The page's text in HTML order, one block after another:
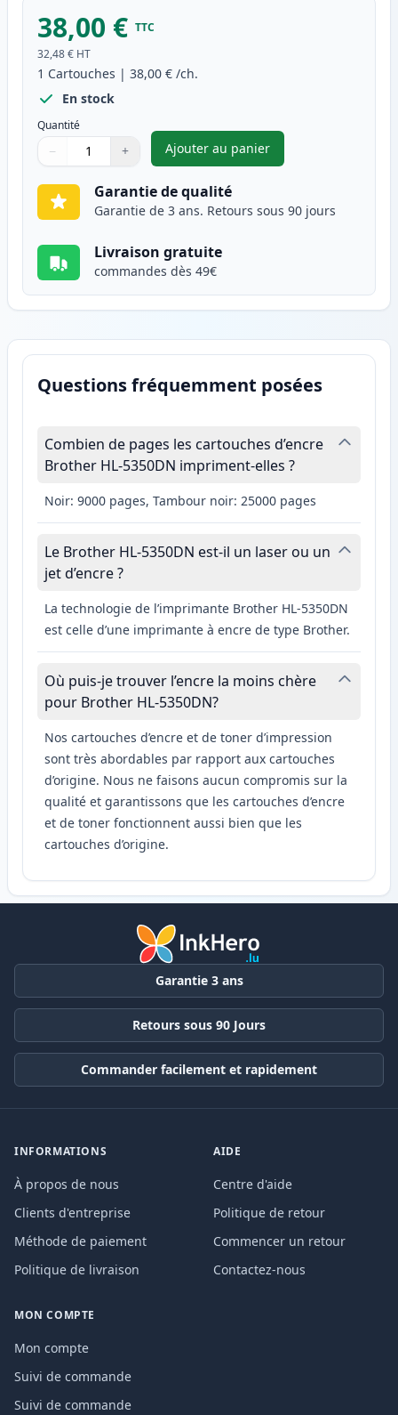
38,00 € TTC
32,48 € HT
1 Cartouches | 38,00 € /ch.
En stock
Quantité
Quantité
Utilisez les boutons pour ajuster
− +
Quantité
Ajouter au panier
,Brother DR3200 tambour
Garantie de qualité
Garantie de 3 ans. Retours sous 90 jours
Livraison gratuite
commandes dès 49€
Questions fréquemment posées
Combien de pages les cartouches d’encre
Brother HL-5350DN impriment-elles ?
Noir: 9000 pages, Tambour noir: 25000 pages
Le Brother HL-5350DN est-il un laser ou un
jet d’encre ?
La technologie de l’imprimante Brother HL-5350DN
est celle d’une imprimante à encre de type Brother.
Où puis-je trouver l’encre la moins chère
pour Brother HL-5350DN?
Nos cartouches d’encre et de toner d’impression
sont très abordables par rapport aux cartouches
d’origine. Nous ne faisons aucun compromis sur la
qualité et garantissons que les cartouches d’encre
et de toner fonctionnent aussi bien que les
cartouches d’origine.
Garantie 3 ans
Retours sous 90 Jours
Commander facilement et rapidement
INFORMATIONS
À propos de nous
Clients d'entreprise
Méthode de paiement
Politique de livraison
AIDE
Centre d'aide
Politique de retour
Commencer un retour
Contactez-nous
MON COMPTE
Mon compte
Suivi de commande
Suivi de commande